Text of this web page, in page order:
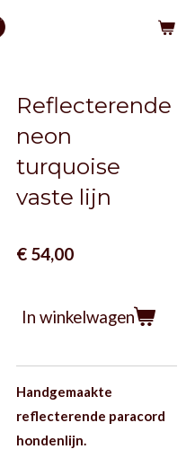
Reflecterende
neon
turquoise
vaste lijn
€ 54,00
In winkelwagen
Handgemaakte
reflecterende paracord
hondenlijn.